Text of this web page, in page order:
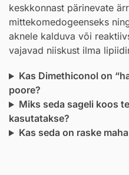
keskkonnast pärinevate
mittekomedogeenseks
aknele kalduva või
vajavad niiskust ilma
Kas Dimethiconol on
poore?
Miks seda sageli koos
kasutatakse?
Kas seda on raske